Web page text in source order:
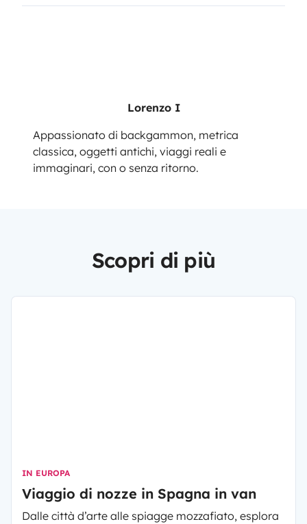
Lorenzo I
Appassionato di backgammon, metrica
classica, oggetti antichi, viaggi reali e
immaginari, con o senza ritorno.
Scopri di più
IN EUROPA
Viaggio di nozze in Spagna in van
Dalle città d’arte alle spiagge mozzafiato, esplora